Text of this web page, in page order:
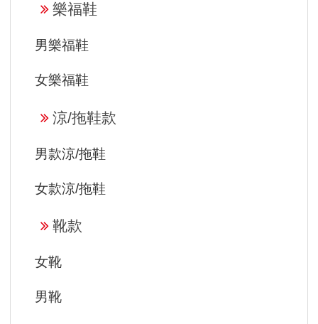
樂福鞋
男樂福鞋
女樂福鞋
涼/拖鞋款
男款涼/拖鞋
女款涼/拖鞋
靴款
女靴
男靴